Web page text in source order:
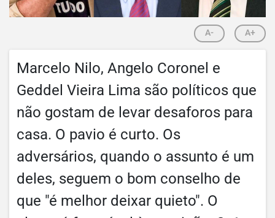
A- A+
Marcelo Nilo, Angelo Coronel e
Geddel Vieira Lima são políticos que
não gostam de levar desaforos para
casa. O pavio é curto. Os
adversários, quando o assunto é um
deles, seguem o bom conselho de
que "é melhor deixar quieto". O